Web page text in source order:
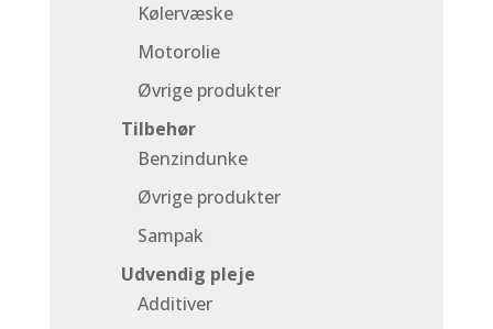
Kølervæske
Motorolie
Øvrige produkter
Tilbehør
Benzindunke
Øvrige produkter
Sampak
Udvendig pleje
Additiver